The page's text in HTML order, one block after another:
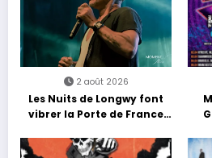
2 août 2026
Les Nuits de Longwy font
vibrer la Porte de France
découvertes et énergie